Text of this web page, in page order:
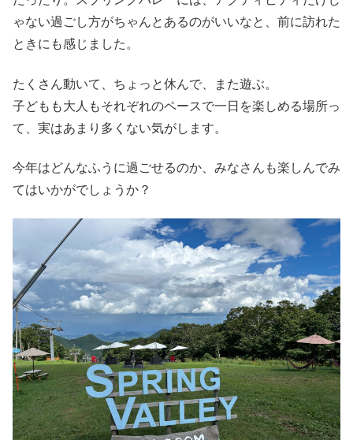
ゃない過ごし方がちゃんとあるのがいいなと、前に訪れた
ときにも感じました。
たくさん動いて、ちょっと休んで、また遊ぶ。
子どもも大人もそれぞれのペースで一日を楽しめる場所っ
て、実はあまり多くない気がします。
今年はどんなふうに過ごせるのか、みなさんも楽しんでみ
てはいかがでしょうか？